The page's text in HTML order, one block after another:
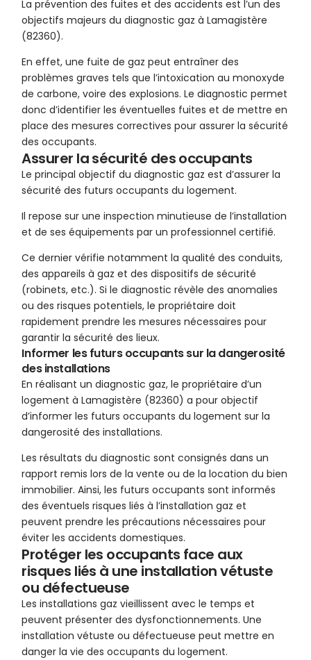
La prévention des fuites et des accidents est l’un des
objectifs majeurs du diagnostic gaz à Lamagistère
(82360).
En effet, une fuite de gaz peut entraîner des
problèmes graves tels que l’intoxication au monoxyde
de carbone, voire des explosions. Le diagnostic permet
donc d’identifier les éventuelles fuites et de mettre en
place des mesures correctives pour assurer la sécurité
des occupants.
Assurer la sécurité des occupants
Le principal objectif du diagnostic gaz est d’assurer la
sécurité des futurs occupants du logement.
Il repose sur une inspection minutieuse de l’installation
et de ses équipements par un professionnel certifié.
Ce dernier vérifie notamment la qualité des conduits,
des appareils à gaz et des dispositifs de sécurité
(robinets, etc.). Si le diagnostic révèle des anomalies
ou des risques potentiels, le propriétaire doit
rapidement prendre les mesures nécessaires pour
garantir la sécurité des lieux.
Informer les futurs occupants sur la dangerosité
des installations
En réalisant un diagnostic gaz, le propriétaire d’un
logement à Lamagistère (82360) a pour objectif
d’informer les futurs occupants du logement sur la
dangerosité des installations.
Les résultats du diagnostic sont consignés dans un
rapport remis lors de la vente ou de la location du bien
immobilier. Ainsi, les futurs occupants sont informés
des éventuels risques liés à l’installation gaz et
peuvent prendre les précautions nécessaires pour
éviter les accidents domestiques.
Protéger les occupants face aux
risques liés à une installation vétuste
ou défectueuse
Les installations gaz vieillissent avec le temps et
peuvent présenter des dysfonctionnements. Une
installation vétuste ou défectueuse peut mettre en
danger la vie des occupants du logement.